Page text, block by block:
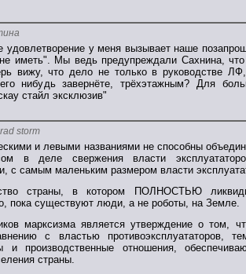
удовлетворение у меня вызывает наше
иметь". Мы ведь предупреждали Сахнина, что
вижу, что дело не только в руководстве
нибудь завернёте, трёхэтажным? Для
стайл эксклюзив"
storm
и левыми названиями не способны
в деле свержения власти
с самым маленьким размером власти
страны, в котором ПОЛНОСТЬЮ
пока существуют люди, а не роботы, на Земле.
марксизма является утверждение о том,
с властью противоэксплуататоров,
и производственные отношения,
страны.